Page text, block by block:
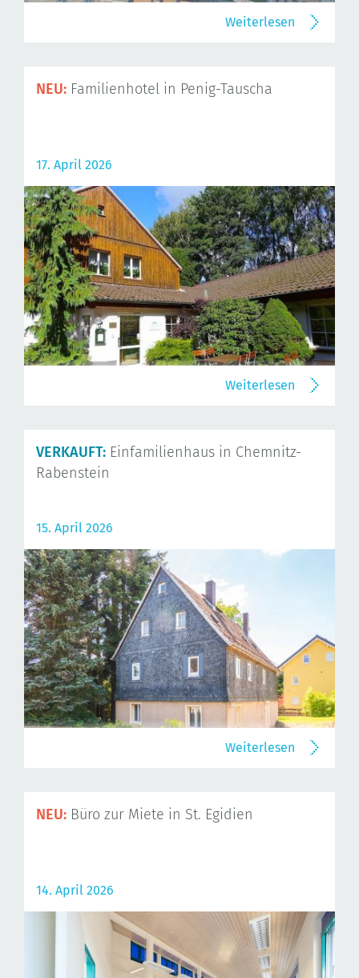
Weiterlesen
NEU: Familienhotel in Penig-Tauscha
17. April 2026
Weiterlesen
VERKAUFT: Einfamilienhaus in Chemnitz-
Rabenstein
15. April 2026
Weiterlesen
NEU: Büro zur Miete in St. Egidien
14. April 2026